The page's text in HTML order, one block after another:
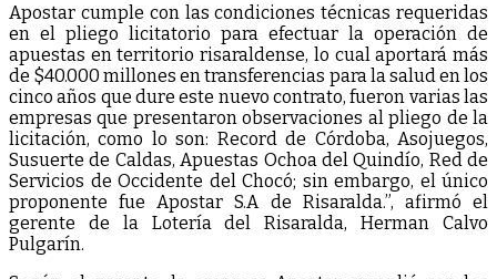
Apostar cumple con las condiciones técnicas requeridas
en el pliego licitatorio para efectuar la operación de
apuestas en territorio risaraldense, lo cual aportará más
de $40.000 millones en transferencias para la salud en los
cinco años que dure este nuevo contrato, fueron varias las
empresas que presentaron observaciones al pliego de la
licitación, como lo son: Record de Córdoba, Asojuegos,
Susuerte de Caldas, Apuestas Ochoa del Quindío, Red de
Servicios de Occidente del Chocó; sin embargo, el único
proponente fue Apostar S.A de Risaralda.”, afirmó el
gerente de la Lotería del Risaralda, Herman Calvo
Pulgarín.